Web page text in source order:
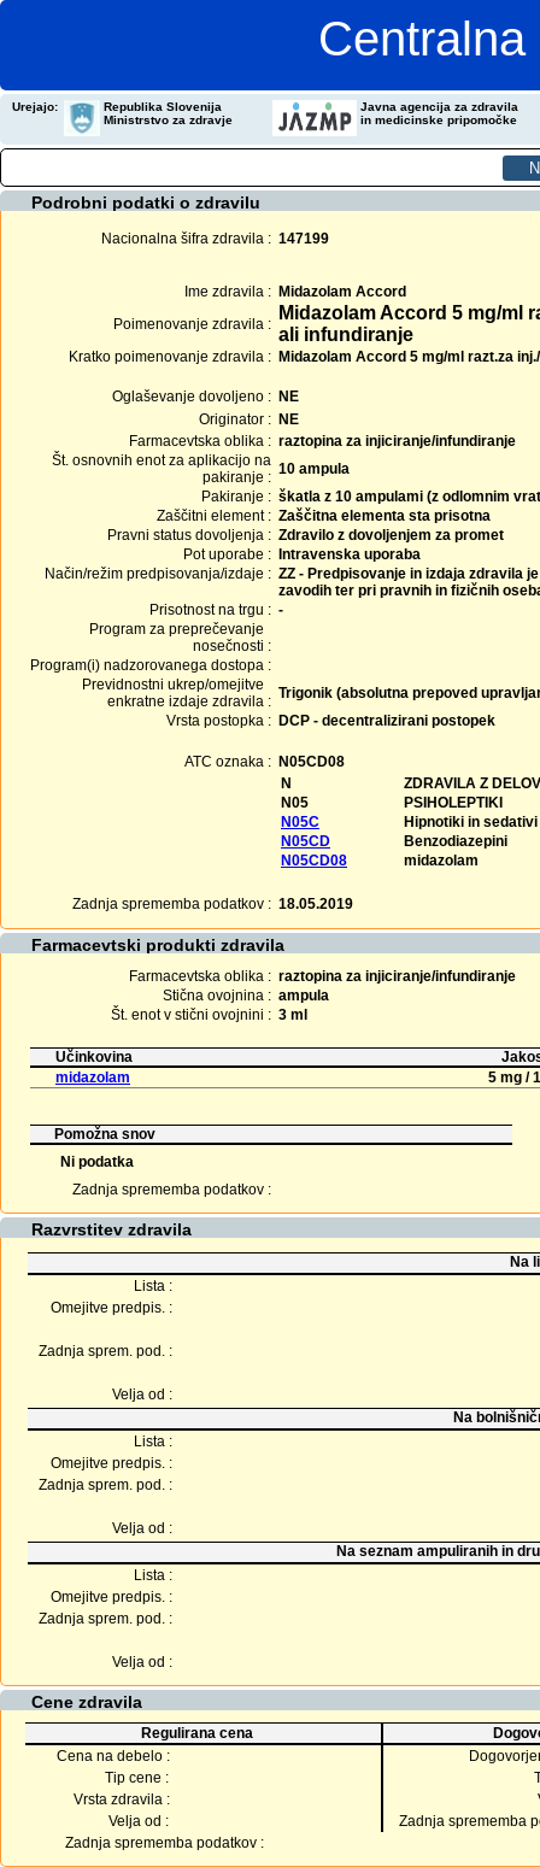
Urejajo:
Republika Slovenija
Ministrstvo za zdravje
Javna agencija za zdravila
in medicinske pripomočke
Podrobni podatki o zdravilu
Nacionalna šifra zdravila : 147199
Ime zdravila : Midazolam Accord
Poimenovanje zdravila :
Midazolam Accord 5 mg/ml
ali infundiranje
Kratko poimenovanje zdravila : Midazolam Accord 5 mg/ml razt.za
Oglaševanje dovoljeno : NE
Originator : NE
Farmacevtska oblika : raztopina za injiciranje/infundiranje
Št. osnovnih enot za aplikacijo na
pakiranje : 10 ampula
Pakiranje : škatla z 10 ampulami (z odlomnim
Zaščitni element : Zaščitna elementa sta prisotna
Pravni status dovoljenja : Zdravilo z dovoljenjem za promet
Pot uporabe :
Intravenska uporaba
Način/režim predpisovanja/izdaje : ZZ - Predpisovanje in izdaja zdravila
zavodih ter pri pravnih in fizičnih
Prisotnost na trgu : -
Program za preprečevanje
nosečnosti :
Program(i) nadzorovanega dostopa :
Previdnostni ukrep/omejitve
enkratne izdaje zdravila : Trigonik (absolutna prepoved
Vrsta postopka : DCP - decentralizirani postopek
ATC oznaka : N05CD08
N
ZDRAVILA Z
N05
PSIHOLEPTIKI
N05C
Hipnotiki in sedativi
N05CD
Benzodiazepini
N05CD08
midazolam
Zadnja sprememba podatkov : 18.05.2019
Farmacevtski produkti zdravila
Farmacevtska oblika : raztopina za injiciranje/infundiranje
Stična ovojnina : ampula
Št. enot v stični ovojnini : 3 ml
Učinkovina
midazolam
5 mg /
Pomožna snov
Ni podatka
Zadnja sprememba podatkov :
Razvrstitev zdravila
Na
Lista :
Omejitve predpis. :
Zadnja sprem. pod. :
Velja od :
Na
Lista :
Omejitve predpis. :
Zadnja sprem. pod. :
Velja od :
Na seznam ampuliranih in
Lista :
Omejitve predpis. :
Zadnja sprem. pod. :
Velja od :
Cene zdravila
Regulirana cena
Cena na debelo :
Tip cene :
Vrsta zdravila :
Velja od :
Zadnja sprememba
Zadnja sprememba podatkov :